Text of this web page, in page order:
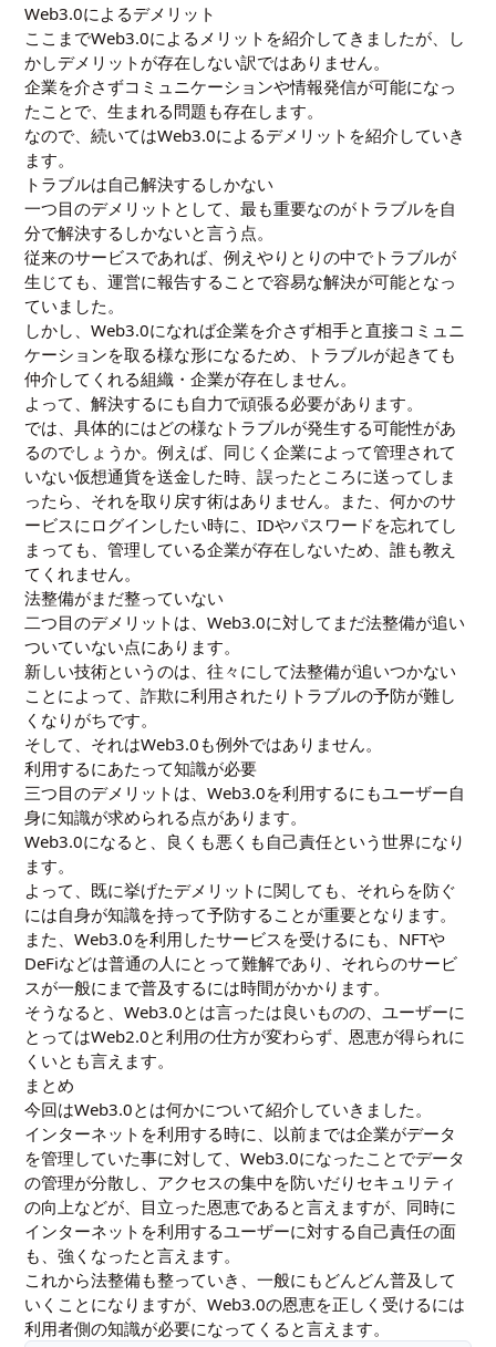
Web3.0によるデメリット
ここまでWeb3.0によるメリットを紹介してきましたが、し
かしデメリットが存在しない訳ではありません。
企業を介さずコミュニケーションや情報発信が可能になっ
たことで、生まれる問題も存在します。
なので、続いてはWeb3.0によるデメリットを紹介していき
ます。
トラブルは自己解決するしかない
一つ目のデメリットとして、最も重要なのがトラブルを自
分で解決するしかないと言う点。
従来のサービスであれば、例えやりとりの中でトラブルが
生じても、運営に報告することで容易な解決が可能となっ
ていました。
しかし、Web3.0になれば企業を介さず相手と直接コミュニ
ケーションを取る様な形になるため、トラブルが起きても
仲介してくれる組織・企業が存在しません。
よって、解決するにも自力で頑張る必要があります。
では、具体的にはどの様なトラブルが発生する可能性があ
るのでしょうか。例えば、同じく企業によって管理されて
いない仮想通貨を送金した時、誤ったところに送ってしま
ったら、それを取り戻す術はありません。また、何かのサ
ービスにログインしたい時に、IDやパスワードを忘れてし
まっても、管理している企業が存在しないため、誰も教え
てくれません。
法整備がまだ整っていない
二つ目のデメリットは、Web3.0に対してまだ法整備が追い
ついていない点にあります。
新しい技術というのは、往々にして法整備が追いつかない
ことによって、詐欺に利用されたりトラブルの予防が難し
くなりがちです。
そして、それはWeb3.0も例外ではありません。
利用するにあたって知識が必要
三つ目のデメリットは、Web3.0を利用するにもユーザー自
身に知識が求められる点があります。
Web3.0になると、良くも悪くも自己責任という世界になり
ます。
よって、既に挙げたデメリットに関しても、それらを防ぐ
には自身が知識を持って予防することが重要となります。
また、Web3.0を利用したサービスを受けるにも、NFTや
DeFiなどは普通の人にとって難解であり、それらのサービ
スが一般にまで普及するには時間がかかります。
そうなると、Web3.0とは言ったは良いものの、ユーザーに
とってはWeb2.0と利用の仕方が変わらず、恩恵が得られに
くいとも言えます。
まとめ
今回はWeb3.0とは何かについて紹介していきました。
インターネットを利用する時に、以前までは企業がデータ
を管理していた事に対して、Web3.0になったことでデータ
の管理が分散し、アクセスの集中を防いだりセキュリティ
の向上などが、目立った恩恵であると言えますが、同時に
インターネットを利用するユーザーに対する自己責任の面
も、強くなったと言えます。
これから法整備も整っていき、一般にもどんどん普及して
いくことになりますが、Web3.0の恩恵を正しく受けるには
利用者側の知識が必要になってくると言えます。